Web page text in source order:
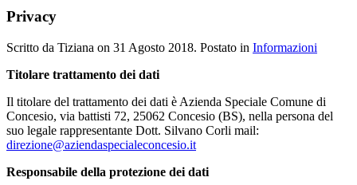
Privacy
Scritto da Tiziana on 31 Agosto 2018. Postato in Informazioni
Titolare trattamento dei dati
Il titolare del trattamento dei dati è Azienda Speciale Comune di
Concesio, via battisti 72, 25062 Concesio (BS), nella persona del
suo legale rappresentante Dott. Silvano Corli mail:
direzione@aziendaspecialeconcesio.it
Responsabile della protezione dei dati